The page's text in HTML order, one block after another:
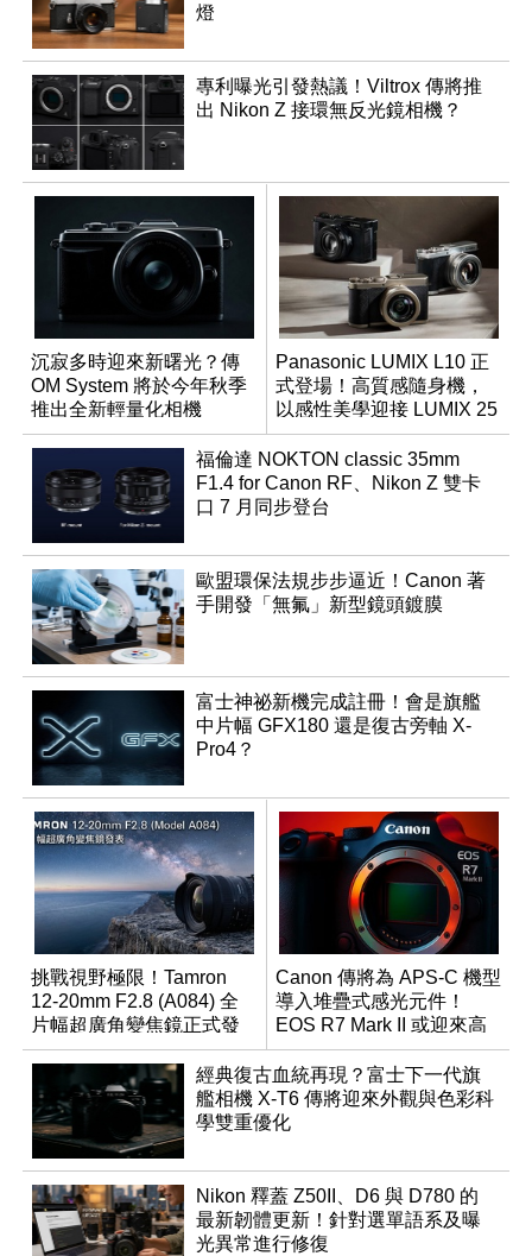
燈
專利曝光引發熱議！Viltrox 傳將推
出 Nikon Z 接環無反光鏡相機？
沉寂多時迎來新曙光？傳
OM System 將於今年秋季
推出全新輕量化相機
Panasonic LUMIX L10 正
式登場！高質感隨身機，
以感性美學迎接 LUMIX 25
週年
福倫達 NOKTON classic 35mm
F1.4 for Canon RF、Nikon Z 雙卡
口 7 月同步登台
歐盟環保法規步步逼近！Canon 著
手開發「無氟」新型鏡頭鍍膜
富士神祕新機完成註冊！會是旗艦
中片幅 GFX180 還是復古旁軸 X-
Pro4？
挑戰視野極限！Tamron
12-20mm F2.8 (A084) 全
片幅超廣角變焦鏡正式發
表
Canon 傳將為 APS-C 機型
導入堆疊式感光元件！
EOS R7 Mark II 或迎來高
速讀出升級
經典復古血統再現？富士下一代旗
艦相機 X-T6 傳將迎來外觀與色彩科
學雙重優化
Nikon 釋蓋 Z50II、D6 與 D780 的
最新韌體更新！針對選單語系及曝
光異常進行修復